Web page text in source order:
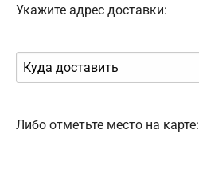
Укажите адрес доставки:
Либо отметьте место на карте: